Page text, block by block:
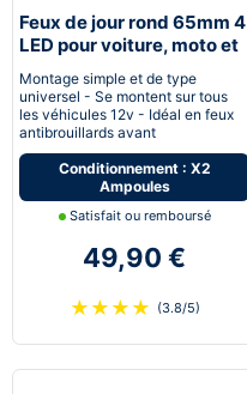
Feux de jour rond 65mm 4
LED pour voiture, moto et
Montage simple et de type
universel - Se montent sur tous
les véhicules 12v - Idéal en feux
antibrouillards avant
Conditionnement : X2
Ampoules
Satisfait ou remboursé
49,90 €
★ ★ ★ ★ (3.8/5)